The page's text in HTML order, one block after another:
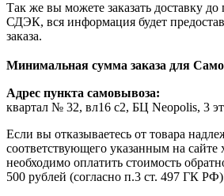
Так же вы можете заказать доставку до
СДЭК, вся информация будет
заказа.
Минимальная сумма заказа для
Адрес пункта самовывоза:
квартал № 32, вл16 с2, БЦ Neopolis, 3
Если вы отказываетесь от товара
соответствующего указанным на сайте
необходимо оплатить стоимость
500 рублей (согласно п.3 ст. 497 ГК